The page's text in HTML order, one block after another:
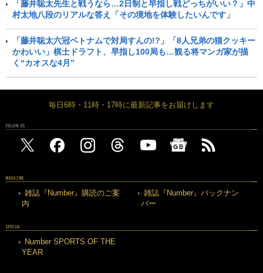
「藤井聡太先生と戦うなら…2日制と早指し戦どっちがいい？」中
村太地八段のリアルな答え「その境地を体験したいんです」
「藤井聡太六冠ベトナムで対局すんの!?」「8人兄弟の猫クッキー
かわいい」棋士ドラフト、早指し100局も…観る将マンガ家が描
く“カオスな4月”
毎日6時・11時・17時に最新記事をお届けします
FOLLOW US
MAGAZINE
雑誌『Number』購読のご案
内
雑誌『Number』バックナン
バー
SPECIAL
Number SPORTS OF THE
YEAR